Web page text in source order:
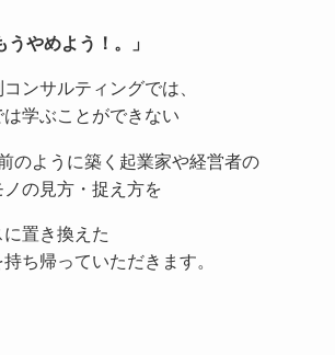
うやめよう！。」
ンサルティングでは、
学ぶことができない
のように築く起業家や経営者の
の見方・捉え方を
置き換えた
持ち帰っていただきます。